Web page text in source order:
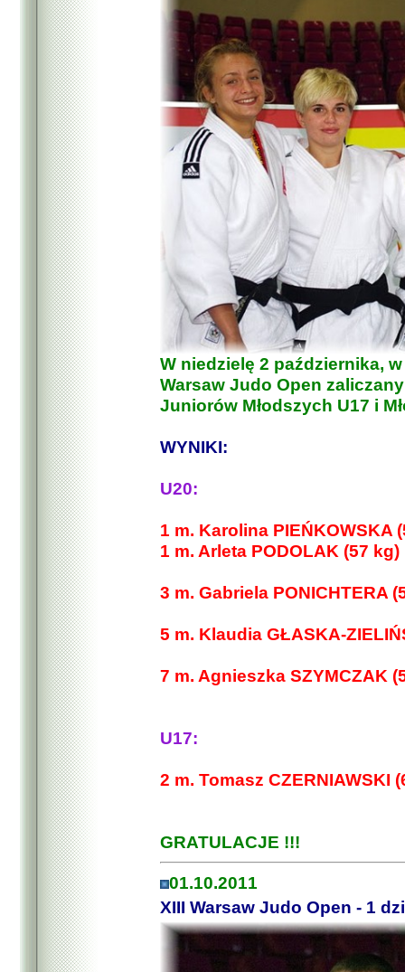
W niedzielę 2 października,
Warsaw Judo Open
Juniorów Młodszych U17 i
WYNIKI:
U20:
1 m. Karolina PIEŃKOWSKA
1 m. Arleta PODOLAK (57 kg)
3 m. Gabriela PONICHTERA
5 m. Klaudia GŁASKA-
7 m. Agnieszka SZYMCZAK
U17:
2 m. Tomasz CZERNIAWSKI
GRATULACJE !!!
01.10.2011
XIII Warsaw Judo Open - 1